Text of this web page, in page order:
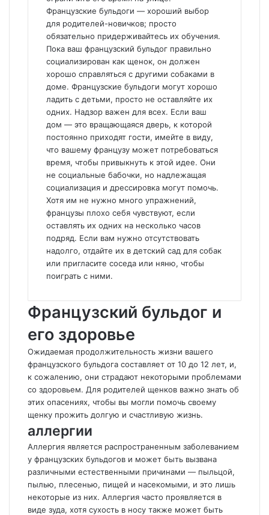
Французские бульдоги — хороший выбор
для родителей-новичков; просто
обязательно придерживайтесь их обучения.
Пока ваш французский бульдог правильно
социализирован как щенок, он должен
хорошо справляться с другими собаками в
доме. Французские бульдоги могут хорошо
ладить с детьми, просто не оставляйте их
одних. Надзор важен для всех. Если ваш
дом — это вращающаяся дверь, к которой
постоянно приходят гости, имейте в виду,
что вашему французу может потребоваться
время, чтобы привыкнуть к этой идее. Они
не социальные бабочки, но надлежащая
социализация и дрессировка могут помочь.
Хотя им не нужно много упражнений,
французы плохо себя чувствуют, если
оставлять их одних на несколько часов
подряд. Если вам нужно отсутствовать
надолго, отдайте их в детский сад для собак
или пригласите соседа или няню, чтобы
поиграть с ними.
Французский бульдог и
его здоровье
Ожидаемая продолжительность жизни вашего
французского бульдога составляет от 10 до 12 лет, и,
к сожалению, они страдают некоторыми проблемами
со здоровьем. Для родителей щенков важно знать об
этих опасениях, чтобы вы могли помочь своему
щенку прожить долгую и счастливую жизнь.
аллергии
Аллергия является распространенным заболеванием
у французских бульдогов и может быть вызвана
различными естественными причинами — пыльцой,
пылью, плесенью, пищей и насекомыми, и это лишь
некоторые из них. Аллергия часто проявляется в
виде зуда, хотя сухость в носу также может быть